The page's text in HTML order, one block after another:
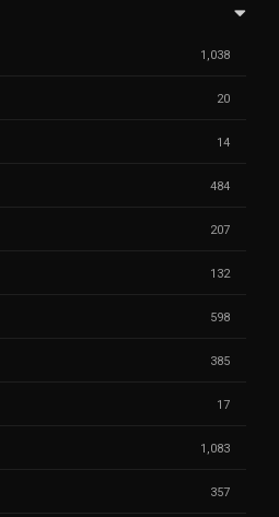
1,038
20
14
484
207
132
598
385
17
1,083
357